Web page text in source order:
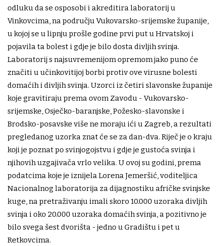
odluku da se osposobi i akreditira laboratorij u
Vinkovcima, na području Vukovarsko-srijemske županije,
u kojoj se u lipnju prošle godine prvi put u Hrvatskoj i
pojavila ta bolest i gdje je bilo dosta divljih svinja.
Laboratorij s najsuvremenijom opremom jako puno će
značiti u učinkovitijoj borbi protiv ove virusne bolesti
domaćih i divljih svinja. Uzorci iz četiri slavonske županije
koje gravitiraju prema ovom Zavodu - Vukovarsko-
srijemske, Osječko-baranjske, Požesko-slavonske i
Brodsko-posavske više ne moraju ići u Zagreb, a rezultati
pregledanog uzorka znat će se za dan-dva. Riječ je o kraju
koji je poznat po svinjogojstvu i gdje je gustoća svinja i
njihovih uzgajivača vrlo velika. U ovoj su godini, prema
podatcima koje je iznijela Lorena Jemeršić, voditeljica
Nacionalnog laboratorija za dijagnostiku afričke svinjske
kuge, na pretraživanju imali skoro 10.000 uzoraka divljih
svinja i oko 20.000 uzoraka domaćih svinja, a pozitivno je
bilo svega šest dvorišta - jedno u Gradištu i pet u
Retkovcima.